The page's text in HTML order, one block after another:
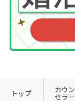
トップ カウン
セラー